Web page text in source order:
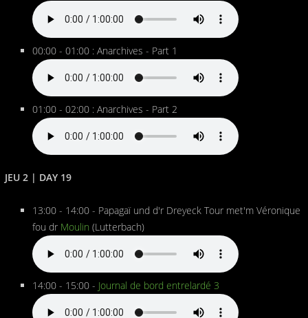
00:00 - 01:00 : Anarchives - Part 1
01:00 - 02:00 : Anarchives - Part 2
JEU 2 | DAY 19
13:00 - 14:00 - Papagaï und d'r Dreyeck Tour met'm Véronique
fou dr Moulin (Lutterbach)
14:00 - 15:00 - Journal de bord entrelardé 3